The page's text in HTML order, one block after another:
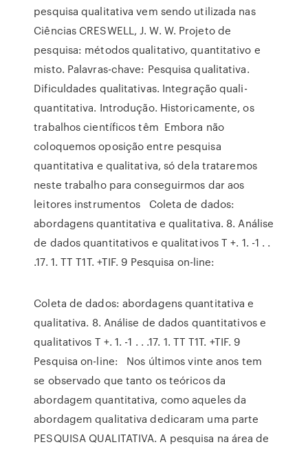
pesquisa qualitativa vem sendo utilizada nas
Ciências CRESWELL, J. W. W. Projeto de
pesquisa: métodos qualitativo, quantitativo e
misto. Palavras-chave: Pesquisa qualitativa.
Dificuldades qualitativas. Integração quali-
quantitativa. Introdução. Historicamente, os
trabalhos científicos têm Embora não
coloquemos oposição entre pesquisa
quantitativa e qualitativa, só dela trataremos
neste trabalho para conseguirmos dar aos
leitores instrumentos Coleta de dados:
abordagens quantitativa e qualitativa. 8. Análise
de dados quantitativos e qualitativos T +. 1. -1 . .
.17. 1. TT T1T. +TIF. 9 Pesquisa on-line:
Coleta de dados: abordagens quantitativa e
qualitativa. 8. Análise de dados quantitativos e
qualitativos T +. 1. -1 . . .17. 1. TT T1T. +TIF. 9
Pesquisa on-line: Nos últimos vinte anos tem
se observado que tanto os teóricos da
abordagem quantitativa, como aqueles da
abordagem qualitativa dedicaram uma parte
PESQUISA QUALITATIVA. A pesquisa na área de